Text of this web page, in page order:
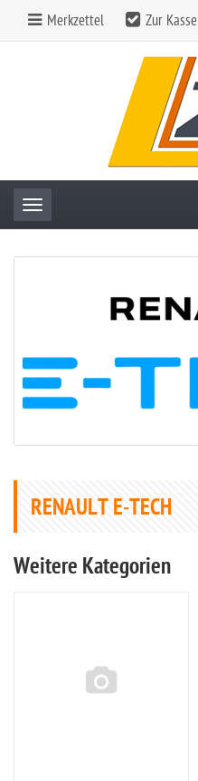
Merkzettel Zur Kasse
Toggle navigation
RENAULT E-TECH
Weitere Kategorien